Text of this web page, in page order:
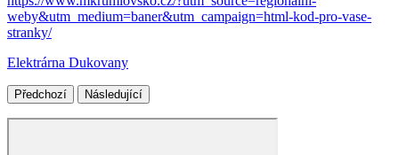
weby&utm_medium=baner&utm_campaign=html-kod-pro-vase-
stranky/
Elektrárna Dukovany
Předchozí Následující